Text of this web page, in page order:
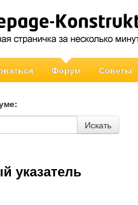
Форум Советы
Искать
указатель